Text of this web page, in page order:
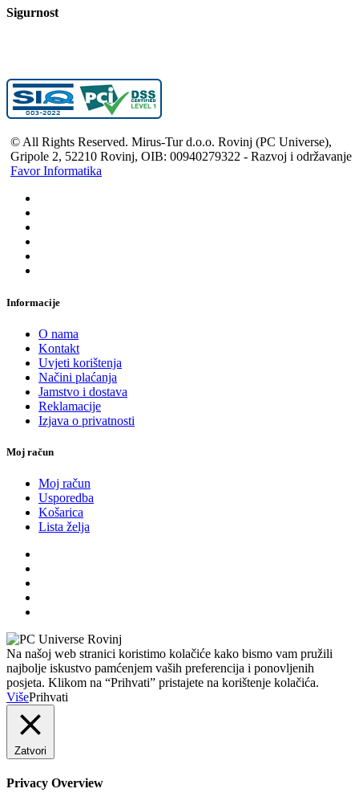
Sigurnost
© All Rights Reserved. Mirus-Tur d.o.o. Rovinj (PC Universe),
Gripole 2, 52210 Rovinj, OIB: 00940279322 - Razvoj i održavanje
Favor Informatika
Informacije
O nama
Kontakt
Uvjeti korištenja
Načini plaćanja
Jamstvo i dostava
Reklamacije
Izjava o privatnosti
Moj račun
Moj račun
Usporedba
Košarica
Lista želja
Na našoj web stranici koristimo kolačiće kako bismo vam pružili
najbolje iskustvo pamćenjem vaših preferencija i ponovljenih
posjeta. Klikom na “Prihvati” pristajete na korištenje kolačića.
VišePrihvati
Zatvori
Privacy Overview